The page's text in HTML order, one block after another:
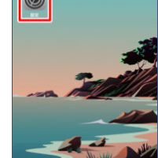
iPhoneの画
処法!!